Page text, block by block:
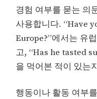
경험 여부를 묻는 의
사용합니다. “Have
Europe?”에서는 유
고, “Has he tasted
을 먹어본 적이 있는
행동이나 활동 여부